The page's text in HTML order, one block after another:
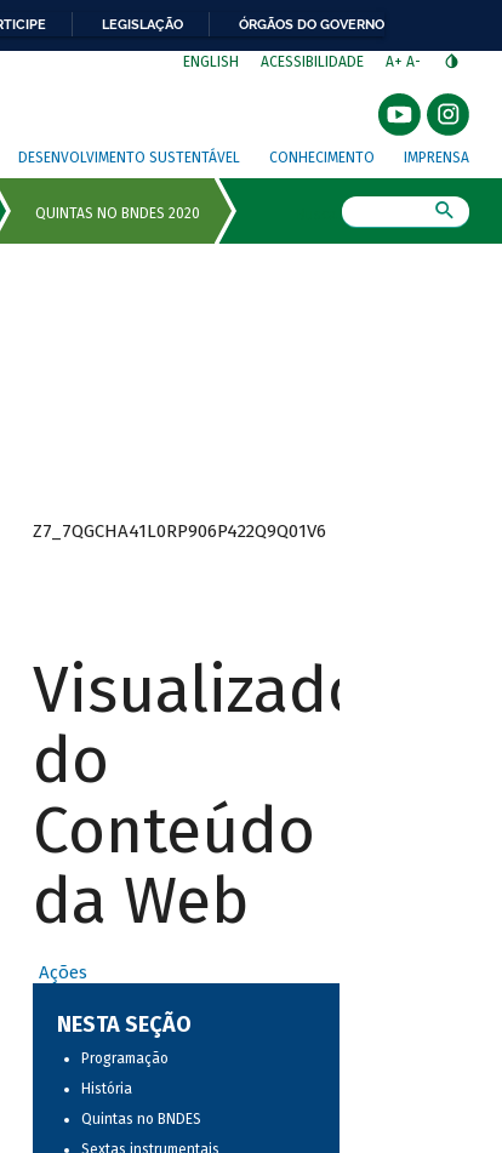
LEGISLAÇÃO ÓRGÃOS DO GOVERNO
ENGLISH ACESSIBILIDADE A+ A-
DESENVOLVIMENTO SUSTENTÁVEL CONHECIMENTO IMPRENSA
Z7_7QGCHA41L0RP906P422Q9Q01V6
Visualizador
do
Conteúdo
da Web
Ações
NESTA SEÇÃO
Programação
História
Quintas no BNDES